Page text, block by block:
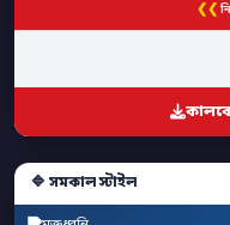
❮❮
🔷 সমকাল স্টাইল